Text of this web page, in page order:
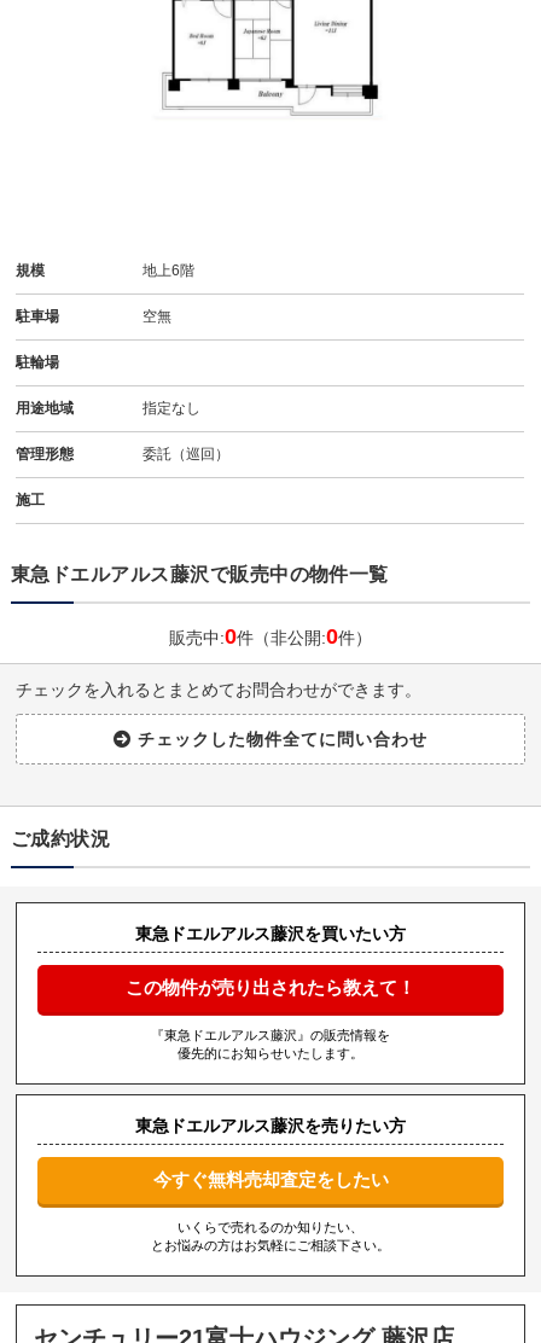
規模 地上6階
駐車場 空無
駐輪場
用途地域 指定なし
管理形態 委託（巡回）
施工
東急ドエルアルス藤沢で販売中の物件一覧
販売中:0件（非公開:0件）
チェックを入れるとまとめてお問合わせができます。
ご成約状況
東急ドエルアルス藤沢を買いたい方
この物件が売り出されたら教えて！
『東急ドエルアルス藤沢』の販売情報を
優先的にお知らせいたします。
東急ドエルアルス藤沢を売りたい方
今すぐ無料売却査定をしたい
いくらで売れるのか知りたい、
とお悩みの方はお気軽にご相談下さい。